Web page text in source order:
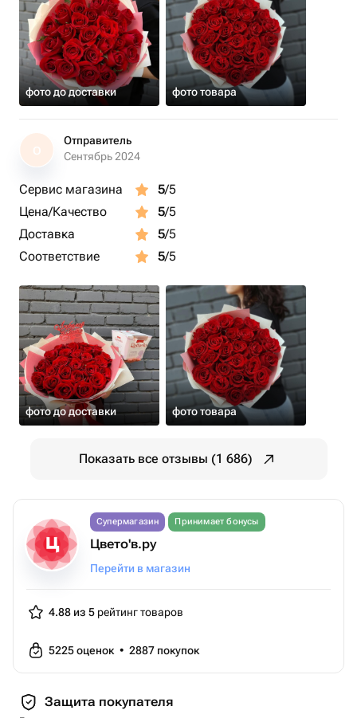
фото до доставки фото товара
О
Отправитель
Сентябрь 2024
Сервис магазина 5/5
Цена/Качество
5/5
Доставка
5/5
Соответствие
5/5
фото до доставки фото товара
Показать все отзывы (1 686)
Супермагазин Принимает бонусы
Цвето'в.ру
Перейти в магазин
4.88 из 5 рейтинг товаров
5225оценок • 2887 покупок
Защита покупателя